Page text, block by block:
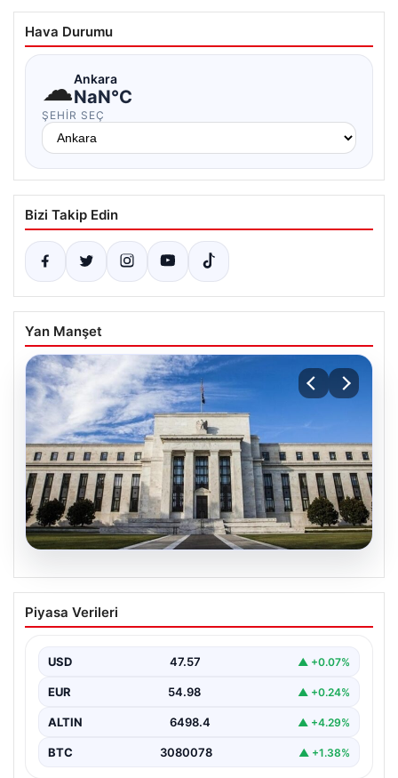
Hava Durumu
☁Ankara
NaN°C
ŞEHIR SEÇ
Bizi Takip Edin
Yan Manşet
04.08.2026
FED Nisan Ayı Faiz Kararı Ne Zaman,
Saat Kaçta? Güncel Beklentiler ve
ABD Merkez Bankası (FED) nisan ayı faiz kararı, finansal
Piyasa Verileri
USD 47.57 ▲ +0.07%
EUR 54.98 ▲ +0.24%
ALTIN 6498.4 ▲ +4.29%
BTC 3080078 ▲ +1.38%